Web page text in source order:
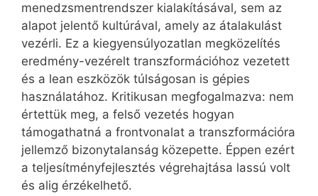
menedzsmentrendszer kialakításával, sem az
alapot jelentő kultúrával, amely az átalakulást
vezérli. Ez a kiegyensúlyozatlan megközelítés
eredmény-vezérelt transzformációhoz vezetett
és a lean eszközök túlságosan is gépies
használatához. Kritikusan megfogalmazva: nem
értettük meg, a felső vezetés hogyan
támogathatná a frontvonalat a transzformációra
jellemző bizonytalanság közepette. Éppen ezért
a teljesítményfejlesztés végrehajtása lassú volt
és alig érzékelhető.